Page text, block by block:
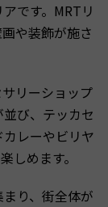
です。MRTリ
や装飾が施さ
リーショップ
び、テッカセ
レーやビリヤ
しめます。
り、街全体が